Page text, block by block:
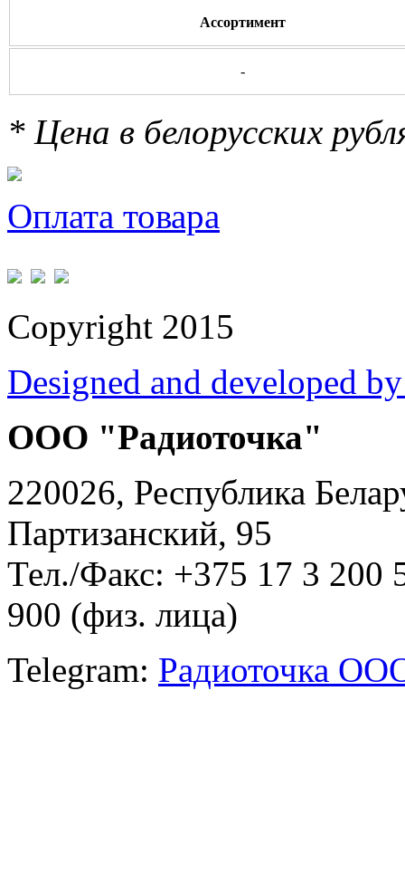
Ассортимент
-
* Цена в белорусских
Оплата товара
Copyright 2015
Designed and developed
ООО "Радиоточка"
220026, Республика
Партизанский, 95
Тел./Факс: +375 17 3
900 (физ. лица)
Telegram: Радиоточка